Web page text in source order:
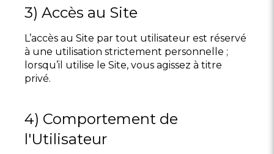
3) Accès au Site
L’accès au Site par tout utilisateur est réservé
à une utilisation strictement personnelle ;
lorsqu’il utilise le Site, vous agissez à titre
privé.
4) Comportement de
l'Utilisateur